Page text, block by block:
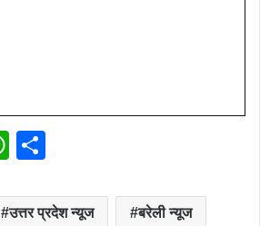
W
at ar
उत्तर प्रदेश न्यूज बरेली न्यूज